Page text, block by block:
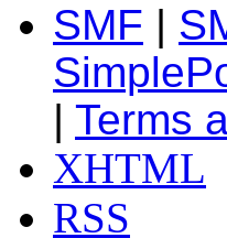
SMF |
| Terms
XHTML
RSS